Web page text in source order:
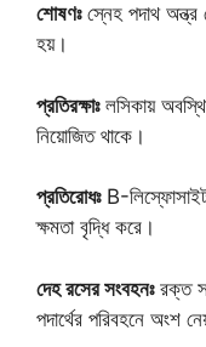
শোষণঃস্নেহ পদাথ অন্ত্র
হয়।
প্রতিরক্ষাঃলসিকায়
নিয়োজিত থাকে।
প্রতিরোধঃB-লিস্ফোসাইট
ক্ষমতা বৃদ্ধি করে।
দেহ রসের সংবহনঃরক্ত
পদার্থের পরিবহনে অংশ